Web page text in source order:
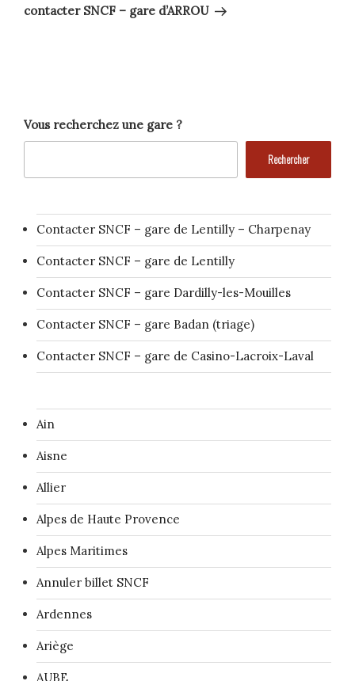
suivant
contacter SNCF – gare d’ARROU
Vous recherchez une gare ?
Rechercher
Contacter SNCF – gare de Lentilly – Charpenay
Contacter SNCF – gare de Lentilly
Contacter SNCF – gare Dardilly-les-Mouilles
Contacter SNCF – gare Badan (triage)
Contacter SNCF – gare de Casino-Lacroix-Laval
Ain
Aisne
Allier
Alpes de Haute Provence
Alpes Maritimes
Annuler billet SNCF
Ardennes
Ariège
AUBE